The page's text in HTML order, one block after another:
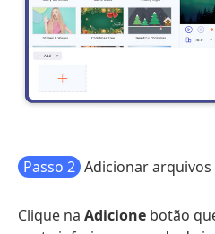
Passo 2 Adicionar arquivos
Clique na Adicione botão